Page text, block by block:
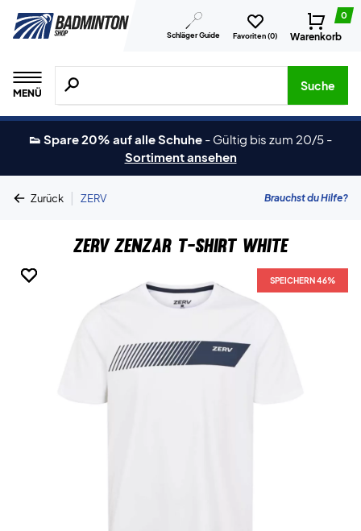
Schläger Guide Favoriten (0)
0
Warenkorb
MENÜ
Suche nach Produkten, Marken usw.
Suche
👟 Spare 20% auf alle Schuhe - Gültig bis zum 20/5 -
Sortiment ansehen
Zurück | ZERV Brauchst du Hilfe?
ZERV Zenzar T-shirt White
SPEICHERN 46%
SPEICHERN 46%
SPEICHERN 46%
SPEICHERN 46%